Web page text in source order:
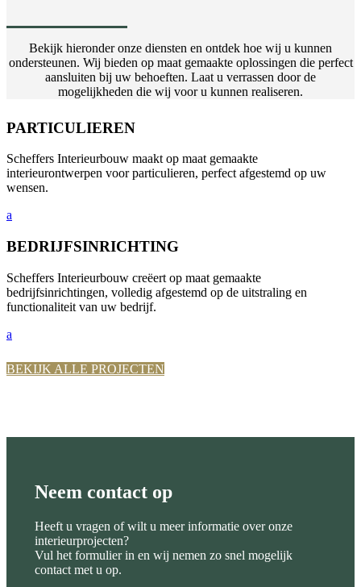
Bekijk hieronder onze diensten en ontdek hoe wij u kunnen
ondersteunen. Wij bieden op maat gemaakte oplossingen die perfect
aansluiten bij uw behoeften. Laat u verrassen door de
mogelijkheden die wij voor u kunnen realiseren.
PARTICULIEREN
Scheffers Interieurbouw maakt op maat gemaakte
interieurontwerpen voor particulieren, perfect afgestemd op uw
wensen.
a
BEDRIJFSINRICHTING
Scheffers Interieurbouw creëert op maat gemaakte
bedrijfsinrichtingen, volledig afgestemd op de uitstraling en
functionaliteit van uw bedrijf.
a
BEKIJK ALLE PROJECTEN
Neem contact op
Heeft u vragen of wilt u meer informatie over onze
interieurprojecten?
Vul het formulier in en wij nemen zo snel mogelijk
contact met u op.